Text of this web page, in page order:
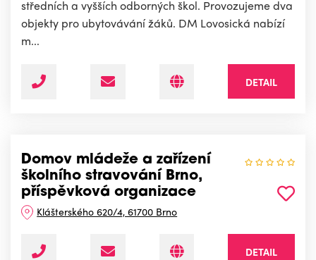
středních a vyšších odborných škol. Provozujeme dva
objekty pro ubytovávání žáků. DM Lovosická nabízí
m...
DETAIL
Domov mládeže a zařízení
školního stravování Brno,
příspěvková organizace
Klášterského 620/4, 61700 Brno
DETAIL